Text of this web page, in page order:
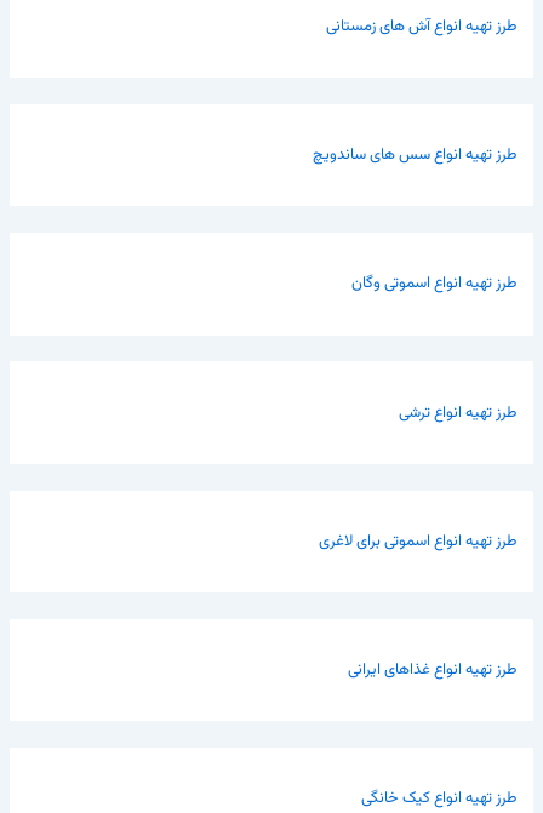
طرز تهیه انواع آش های زمستانی
طرز تهیه انواع سس های ساندویچ
طرز تهیه انواع اسموتی وگان
طرز تهیه انواع ترشی
طرز تهیه انواع اسموتی برای لاغری
طرز تهیه انواع غذاهای ایرانی
طرز تهیه انواع کیک خانگی